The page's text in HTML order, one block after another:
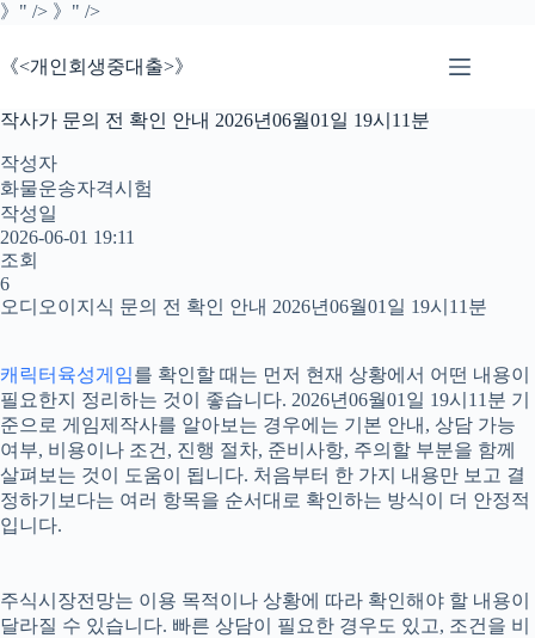
》" /> 》" />본
으
건
너
기
《<개인회생중대출>》
작사가 문의 전 확인 안내 2026년06월01일 19시11분
작성자
화물운송자격시험
작성일
2026-06-01 19:11
조회
6
오디오이지식 문의 전 확인 안내 2026년06월01일 19시11분
캐릭터육성게임를 확인할 때는 먼저 현재 상황에서 어떤 내용이
필요한지 정리하는 것이 좋습니다. 2026년06월01일 19시11분 기
준으로 게임제작사를 알아보는 경우에는 기본 안내, 상담 가능
여부, 비용이나 조건, 진행 절차, 준비사항, 주의할 부분을 함께
살펴보는 것이 도움이 됩니다. 처음부터 한 가지 내용만 보고 결
정하기보다는 여러 항목을 순서대로 확인하는 방식이 더 안정적
입니다.
주식시장전망는 이용 목적이나 상황에 따라 확인해야 할 내용이
달라질 수 있습니다. 빠른 상담이 필요한 경우도 있고, 조건을 비